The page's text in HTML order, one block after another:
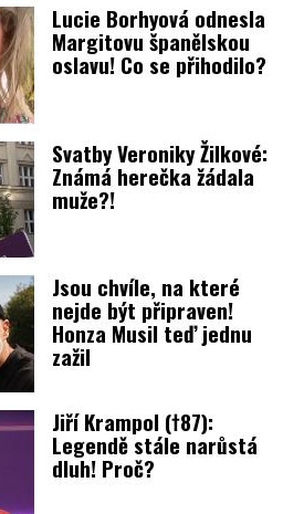
Lucie Borhyová odnesla
Margitovu španělskou
oslavu! Co se přihodilo?
Svatby Veroniky Žilkové:
Známá herečka žádala
muže?!
Jsou chvíle, na které
nejde být připraven!
Honza Musil teď jednu
zažil
Jiří Krampol (†87):
Legendě stále narůstá
dluh! Proč?